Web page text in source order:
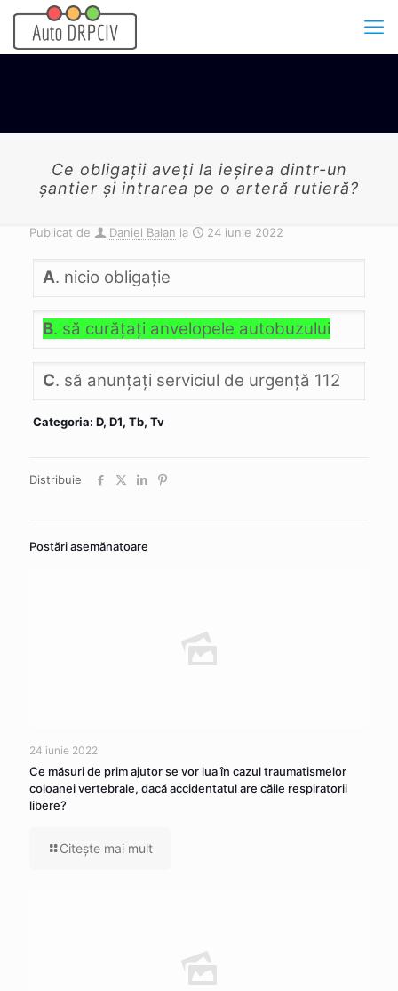
Ce obligaţii aveţi la ieşirea dintr-un
şantier şi intrarea pe o arteră rutieră?
Publicat de Daniel Balan la 24 iunie 2022
A. nicio obligaţie
B. să curăţaţi anvelopele autobuzului
C. să anunţaţi serviciul de urgenţă 112
Categoria: D, D1, Tb, Tv
Distribuie
Postări asemănatoare
24 iunie 2022
Ce măsuri de prim ajutor se vor lua în cazul traumatismelor
coloanei vertebrale, dacă accidentatul are căile respiratorii
libere?
Citeşte mai mult